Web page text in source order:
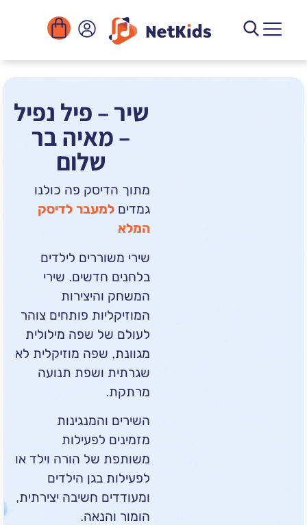
שיר – פיל נפיל
– מאיה בר
מתוך הדיסק פה כולנו
למעבר לדיסק
שירי משוררים לילדים
בלחנים חדשים. שירי
המשחק והיצירות
המוזיקליות פותחים צוהר
לעולם של שפה מילולית
מגוונת, שפה מוזיקלית לא
שגרתית ושפת תנועה
השירים והמנגינות
מזמינים לפעילות
משותפת של הורה וילד או
לפעילות בגן הילדים
ומעודדים חשיבה יצירתית,
הומור והנאה.